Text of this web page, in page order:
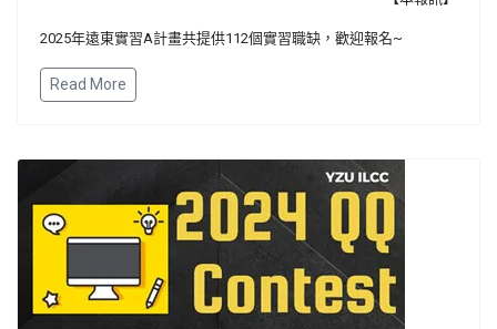
2025年遠東實習A計畫共提供112個實習職缺，歡迎報名~
Read More